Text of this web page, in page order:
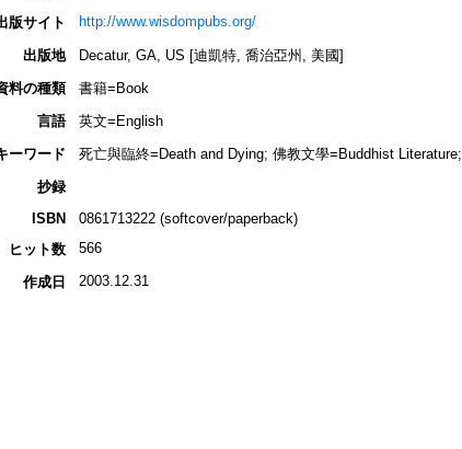
版サイト http://www.wisdompubs.org/
出版地
Decatur, GA, US [迪凱特, 喬治亞州, 美國]
料の種類
書籍=Book
言語
英文=English
ーワード
死亡與臨終=Death and Dying; 佛教文學=Buddhist Literature;
抄録
ISBN
0861713222 (softcover/paperback)
ヒット数
566
作成日 2003.12.31